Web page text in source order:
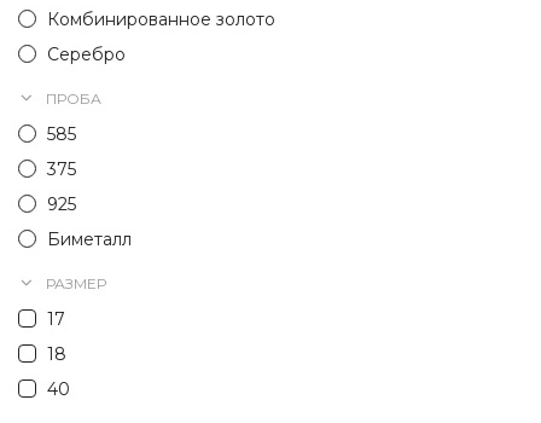
Комбинированное золото
Серебро
ПРОБА
585
375
925
Биметалл
РАЗМЕР
17
18
40